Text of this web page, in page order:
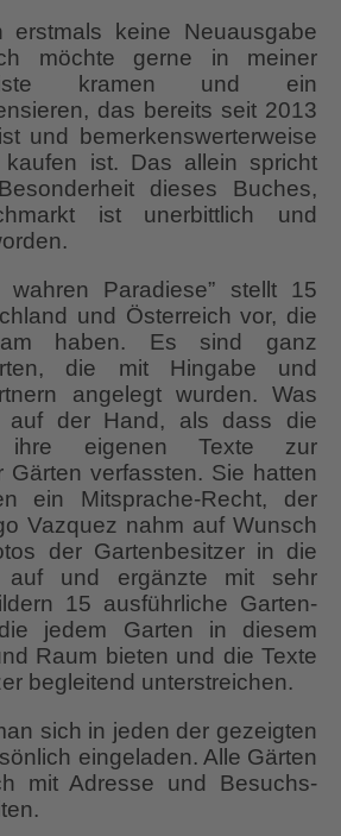
erstmals keine Neuausgabe
möchte gerne in meiner
kramen und ein
das bereits seit 2013
und bemerkenswerterweise
ist. Das allein spricht
dieses Buches,
ist unerbittlich und
Paradiese” stellt 15
und Österreich vor, die
haben. Es sind ganz
die mit Hingabe und
angelegt wurden. Was
auf der Hand, als dass die
ihre eigenen Texte zur
Gärten verfassten. Sie hatten
ein Mitsprache-Recht, der
Vazquez nahm auf Wunsch
der Gartenbesitzer in die
auf und ergänzte mit sehr
15 ausführliche Garten-
jedem Garten in diesem
Raum bieten und die Texte
begleitend unterstreichen.
sich in jeden der gezeigten
eingeladen. Alle Gärten
mit Adresse und Besuchs-